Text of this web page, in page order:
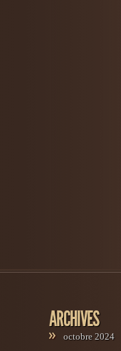
ARCHIVES
octobre 2024